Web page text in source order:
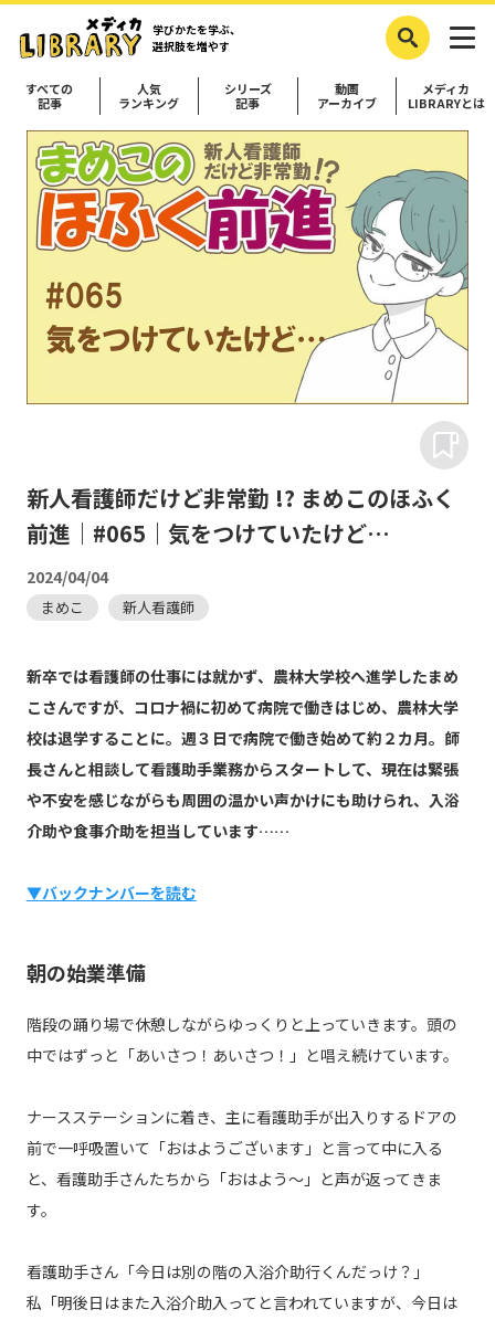
学びかたを学ぶ、
選択肢を増やす
すべての
記事
人気
ランキング
シリーズ
記事
動画
アーカイブ
メディカ
LIBRARYとは
新人看護師だけど非常勤 !? まめこのほふく
前進｜#065｜気をつけていたけど…
2024/04/04
まめこ 新人看護師
新卒では看護師の仕事には就かず、農林大学校へ進学したまめ
こさんですが、コロナ禍に初めて病院で働きはじめ、農林大学
校は退学することに。週３日で病院で働き始めて約２カ月。師
長さんと相談して看護助手業務からスタートして、現在は緊張
や不安を感じながらも周囲の温かい声かけにも助けられ、入浴
介助や食事介助を担当しています……
▼バックナンバーを読む
朝の始業準備
階段の踊り場で休憩しながらゆっくりと上っていきます。頭の
中ではずっと「あいさつ！あいさつ！」と唱え続けています。
ナースステーションに着き、主に看護助手が出入りするドアの
前で一呼吸置いて「おはようございます」と言って中に入る
と、看護助手さんたちから「おはよう～」と声が返ってきま
す。
看護助手さん「今日は別の階の入浴介助行くんだっけ？」
私「明後日はまた入浴介助入ってと言われていますが、今日は